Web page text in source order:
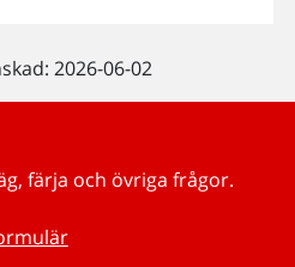
2026-06-02
färja och övriga frågor.